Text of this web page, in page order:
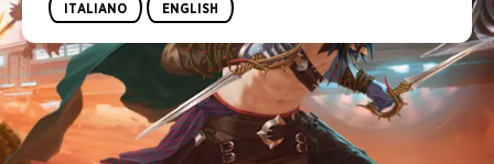
ITALIANO ENGLISH